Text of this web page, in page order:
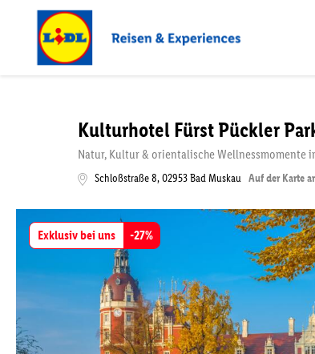
Kulturhotel Fürst Pückler
Natur, Kultur & orientalische Wellnessmomente
Schloßstraße 8,02953Bad Muskau Auf der Karte
Exklusiv bei uns -27%